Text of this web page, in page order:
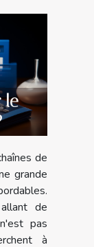
le
de
grande
de
pas
à